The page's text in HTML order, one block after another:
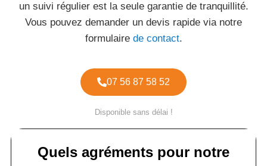
un suivi régulier est la seule garantie de tranquillité.
Vous pouvez demander un devis rapide via notre
formulaire de contact.
07 56 87 58 52
Disponible sans délai !
Quels agréments pour notre